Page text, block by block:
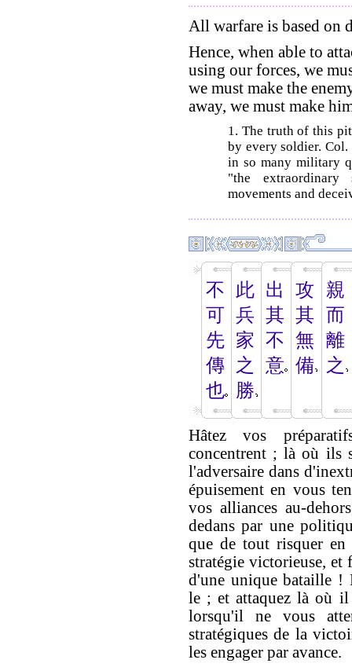
All warfare is based on
Hence, when able to
using our forces, we
we must make the
away, we must make
1. The truth of this
by every soldier.
in so many military
"the
movements and
不
可
先
傳
也
此
兵
家
之
勝
出
其
不
意
攻
其
無
備
親
而
離
之
Hâtez vos
concentrent ; là où ils
l'adversaire dans
épuisement en vous
vos alliances au-
dedans par une
que de tout risquer en
stratégie victorieuse, et
d'une unique bataille !
le ; et attaquez là où il
lorsqu'il ne vous
stratégiques de la
les engager par avance.